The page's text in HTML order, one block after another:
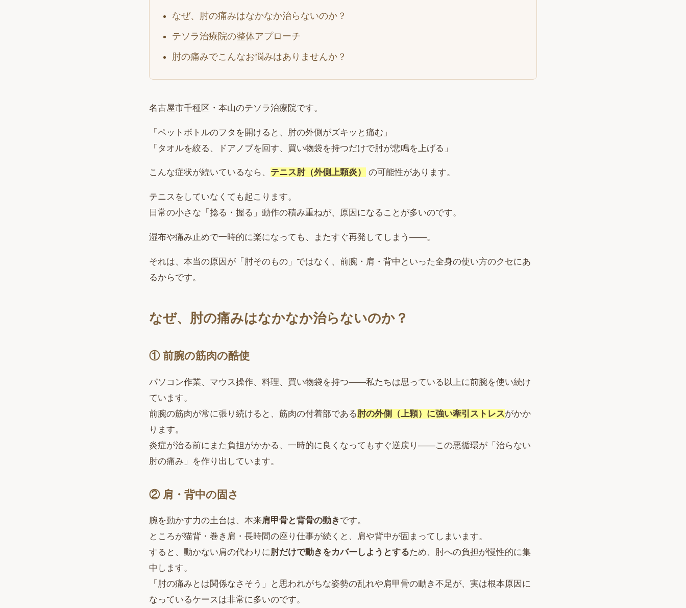
なぜ、肘の痛みはなかなか治らないのか？
テソラ治療院の整体アプローチ
肘の痛みでこんなお悩みはありませんか？
名古屋市千種区・本山のテソラ治療院です。
「ペットボトルのフタを開けると、肘の外側がズキッと痛む」
「タオルを絞る、ドアノブを回す、買い物袋を持つだけで肘が悲鳴を上げる」
こんな症状が続いているなら、 テニス肘（外側上顆炎） の可能性があります。
テニスをしていなくても起こります。
日常の小さな「捻る・握る」動作の積み重ねが、原因になることが多いのです。
湿布や痛み止めで一時的に楽になっても、またすぐ再発してしまう——。
それは、本当の原因が「肘そのもの」ではなく、前腕・肩・背中といった全身の使い方のクセにあ
るからです。
なぜ、肘の痛みはなかなか治らないのか？
① 前腕の筋肉の酷使
パソコン作業、マウス操作、料理、買い物袋を持つ——私たちは思っている以上に前腕を使い続け
ています。
前腕の筋肉が常に張り続けると、筋肉の付着部である肘の外側（上顆）に強い牽引ストレスがかか
ります。
炎症が治る前にまた負担がかかる、一時的に良くなってもすぐ逆戻り——この悪循環が「治らない
肘の痛み」を作り出しています。
② 肩・背中の固さ
腕を動かす力の土台は、本来肩甲骨と背骨の動き です。
ところが猫背・巻き肩・長時間の座り仕事が続くと、肩や背中が固まってしまいます。
すると、動かない肩の代わりに肘だけで動きをカバーしようとするため、肘への負担が慢性的に集
中します。
「肘の痛みとは関係なさそう」と思われがちな姿勢の乱れや肩甲骨の動き不足が、実は根本原因に
なっているケースは非常に多いのです。